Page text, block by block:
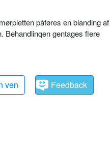
påføres en blanding af
Behandlinqen gentages flere
ven Feedback